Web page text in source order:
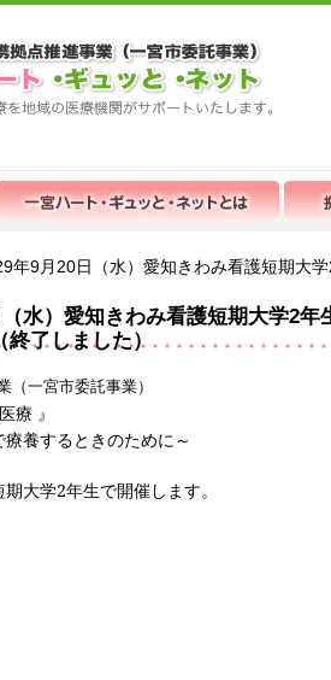
年9月20日（水）愛知きわみ看護短期大
水）愛知きわみ看護短期大学2
終了しました）
（一宮市委託事業）
療 』
養するときのために～
2年生で開催します。